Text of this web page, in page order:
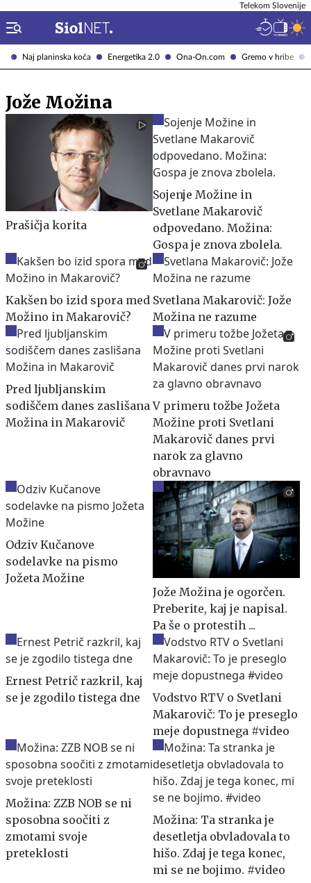
Naj planinska koča Energetika 2.0 Ona-On.com Gremo v hribe
Telekom Slovenije
Jože Možina
Prašičja korita
Sojenje Možine in
Svetlane Makarovič
odpovedano. Možina:
Gospa je znova zbolela.
Kakšen bo izid spora med
Možino in Makarovič?
Svetlana Makarovič: Jože
Možina ne razume
Pred ljubljanskim
sodiščem danes zaslišana
Možina in Makarovič
V primeru tožbe Jožeta
Možine proti Svetlani
Makarovič danes prvi
narok za glavno
obravnavo
Odziv Kučanove
sodelavke na pismo
Jožeta Možine
Jože Možina je ogorčen.
Preberite, kaj je napisal.
Pa še o protestih ...
Ernest Petrič razkril, kaj
se je zgodilo tistega dne
Vodstvo RTV o Svetlani
Makarovič: To je preseglo
meje dopustnega #video
Možina: ZZB NOB se ni
sposobna soočiti z
zmotami svoje
preteklosti
Možina: Ta stranka je
desetletja obvladovala to
hišo. Zdaj je tega konec,
mi se ne bojimo. #video